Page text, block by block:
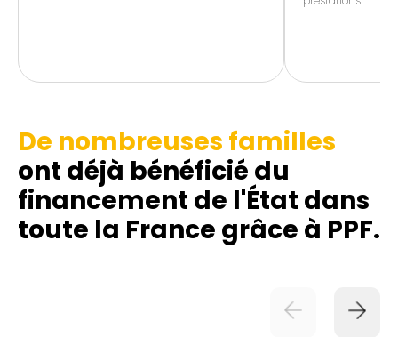
De nombreuses familles
ont déjà bénéficié du
financement de l'État dans
toute la France grâce à PPF.